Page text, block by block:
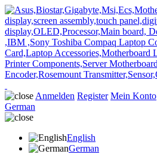
Anmelden Register Mein Konto
German
English
German